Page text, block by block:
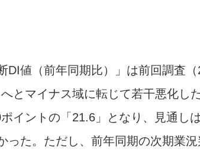
値（前年同期比）」は前回調査
とマイナス域に転じて若干悪化し
イントの「21.6」となり、見通し
った。ただし、前年同期の次期業